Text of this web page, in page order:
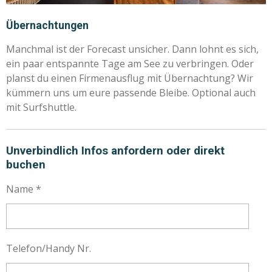
Übernachtungen
Manchmal ist der Forecast unsicher. Dann lohnt es sich,
ein paar entspannte Tage am See zu verbringen. Oder
planst du einen Firmenausflug mit Übernachtung? Wir
kümmern uns um eure passende Bleibe. Optional auch
mit Surfshuttle.
Unverbindlich Infos anfordern oder direkt
buchen
Name *
Telefon/Handy Nr.